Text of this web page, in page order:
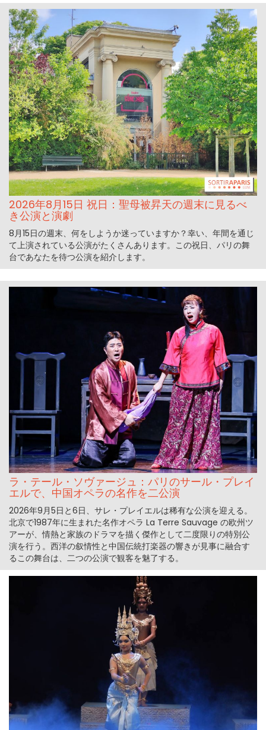
2026年8月15日 祝日：聖母被昇天の週末に見るべ
き公演と演劇
8月15日の週末、何をしようか迷っていますか？幸い、年間を通じ
て上演されている公演がたくさんあります。この祝日、パリの舞
台であなたを待つ公演を紹介します。
ラ・テール・ソヴァージュ：パリのサール・プレイ
エルで、中国オペラの名作を二公演
2026年9月5日と6日、サレ・プレイエルは稀有な公演を迎える。
北京で1987年に生まれた名作オペラ La Terre Sauvage の欧州ツ
アーが、情熱と家族のドラマを描く傑作として二度限りの特別公
演を行う。西洋の叙情性と中国伝統打楽器の響きが見事に融合す
るこの舞台は、二つの公演で観客を魅了する。